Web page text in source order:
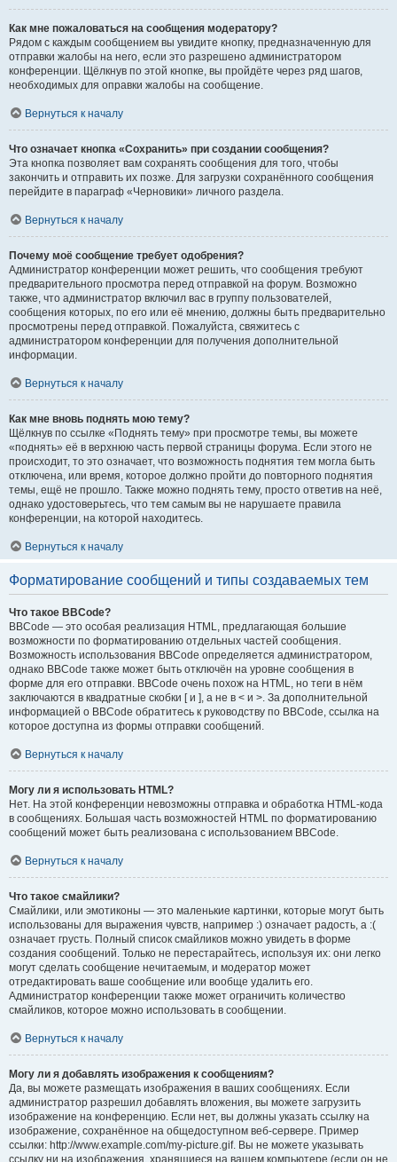
Как мне пожаловаться на сообщения модератору?
Рядом с каждым сообщением вы увидите кнопку, предназначенную для
отправки жалобы на него, если это разрешено администратором
конференции. Щёлкнув по этой кнопке, вы пройдёте через ряд шагов,
необходимых для оправки жалобы на сообщение.
Вернуться к началу
Что означает кнопка «Сохранить» при создании сообщения?
Эта кнопка позволяет вам сохранять сообщения для того, чтобы
закончить и отправить их позже. Для загрузки сохранённого сообщения
перейдите в параграф «Черновики» личного раздела.
Вернуться к началу
Почему моё сообщение требует одобрения?
Администратор конференции может решить, что сообщения требуют
предварительного просмотра перед отправкой на форум. Возможно
также, что администратор включил вас в группу пользователей,
сообщения которых, по его или её мнению, должны быть предварительно
просмотрены перед отправкой. Пожалуйста, свяжитесь с
администратором конференции для получения дополнительной
информации.
Вернуться к началу
Как мне вновь поднять мою тему?
Щёлкнув по ссылке «Поднять тему» при просмотре темы, вы можете
«поднять» её в верхнюю часть первой страницы форума. Если этого не
происходит, то это означает, что возможность поднятия тем могла быть
отключена, или время, которое должно пройти до повторного поднятия
темы, ещё не прошло. Также можно поднять тему, просто ответив на неё,
однако удостоверьтесь, что тем самым вы не нарушаете правила
конференции, на которой находитесь.
Вернуться к началу
Форматирование сообщений и типы создаваемых тем
Что такое BBCode?
BBCode — это особая реализация HTML, предлагающая большие
возможности по форматированию отдельных частей сообщения.
Возможность использования BBCode определяется администратором,
однако BBCode также может быть отключён на уровне сообщения в
форме для его отправки. BBCode очень похож на HTML, но теги в нём
заключаются в квадратные скобки [ и ], а не в < и >. За дополнительной
информацией о BBCode обратитесь к руководству по BBCode, ссылка на
которое доступна из формы отправки сообщений.
Вернуться к началу
Могу ли я использовать HTML?
Нет. На этой конференции невозможны отправка и обработка HTML-кода
в сообщениях. Большая часть возможностей HTML по форматированию
сообщений может быть реализована с использованием BBCode.
Вернуться к началу
Что такое смайлики?
Смайлики, или эмотиконы — это маленькие картинки, которые могут быть
использованы для выражения чувств, например :) означает радость, а :(
означает грусть. Полный список смайликов можно увидеть в форме
создания сообщений. Только не перестарайтесь, используя их: они легко
могут сделать сообщение нечитаемым, и модератор может
отредактировать ваше сообщение или вообще удалить его.
Администратор конференции также может ограничить количество
смайликов, которое можно использовать в сообщении.
Вернуться к началу
Могу ли я добавлять изображения к сообщениям?
Да, вы можете размещать изображения в ваших сообщениях. Если
администратор разрешил добавлять вложения, вы можете загрузить
изображение на конференцию. Если нет, вы должны указать ссылку на
изображение, сохранённое на общедоступном веб-сервере. Пример
ссылки: http://www.example.com/my-picture.gif. Вы не можете указывать
ссылку ни на изображения, хранящиеся на вашем компьютере (если он не